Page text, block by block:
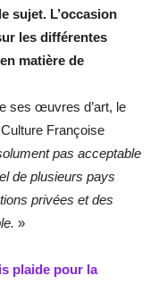
sujet. L’occasion
les différentes
matière de
ses œuvres d’art, le
Françoise
pas acceptable
de plusieurs pays
privées et des
»
plaide pour la